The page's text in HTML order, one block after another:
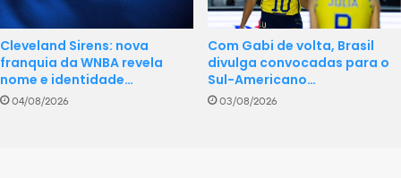
Cleveland Sirens: nova
franquia da WNBA revela
nome e identidade…
04/08/2026
Com Gabi de volta, Brasil
divulga convocadas para o
Sul-Americano…
03/08/2026